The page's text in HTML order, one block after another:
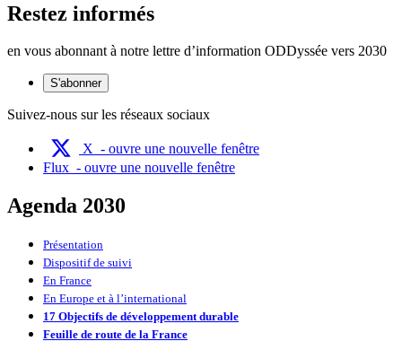
Restez informés
en vous abonnant à notre lettre d’information ODDyssée vers 2030
S'abonner
Suivez-nous sur les réseaux sociaux
X - ouvre une nouvelle fenêtre
Flux - ouvre une nouvelle fenêtre
Agenda 2030
Présentation
Dispositif de suivi
En France
En Europe et à l’international
17 Objectifs de développement durable
Feuille de route de la France